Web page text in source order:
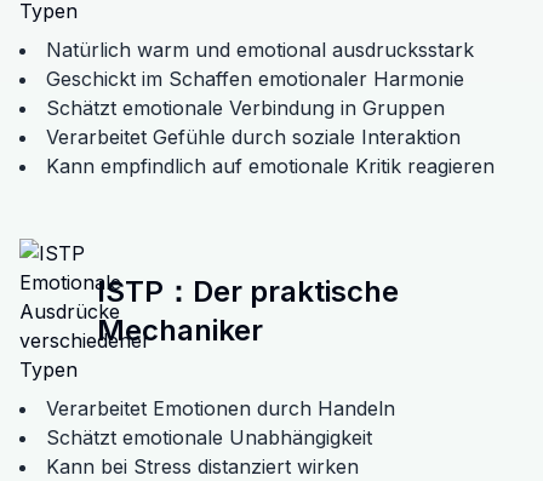
Natürlich warm und emotional ausdrucksstark
Geschickt im Schaffen emotionaler Harmonie
Schätzt emotionale Verbindung in Gruppen
Verarbeitet Gefühle durch soziale Interaktion
Kann empfindlich auf emotionale Kritik reagieren
ISTP ： Der praktische
Mechaniker
Verarbeitet Emotionen durch Handeln
Schätzt emotionale Unabhängigkeit
Kann bei Stress distanziert wirken